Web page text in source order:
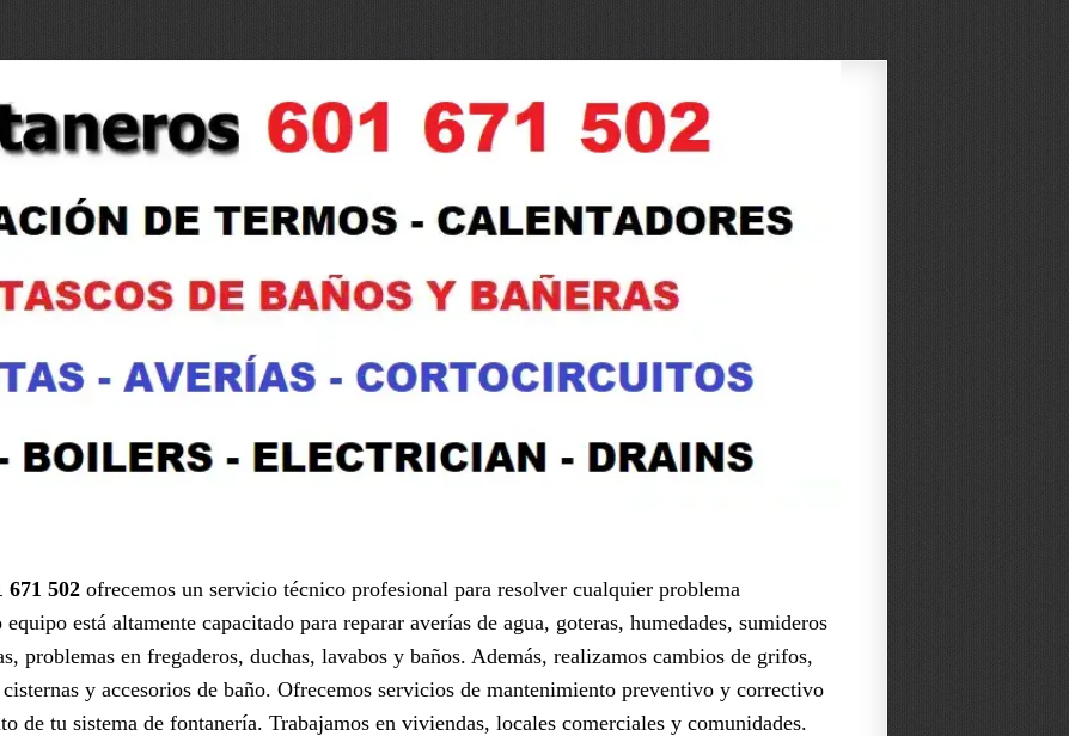
502 ofrecemos un servicio técnico profesional para resolver cualquier problema
está altamente capacitado para reparar averías de agua, goteras, humedades, sumideros
problemas en fregaderos, duchas, lavabos y baños. Además, realizamos cambios de grifos,
y accesorios de baño. Ofrecemos servicios de mantenimiento preventivo y correctivo
de tu sistema de fontanería. Trabajamos en viviendas, locales comerciales y comunidades.